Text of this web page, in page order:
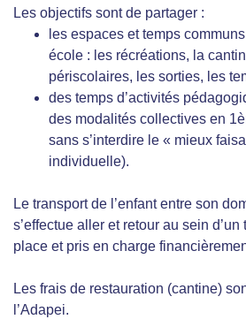
Les objectifs sont de partager :
les espaces et temps
école : les récréations, la
périscolaires, les sorties, les
des temps d’activités
des modalités collectives en
sans s’interdire le « mieux
individuelle).
Le transport de l’enfant entre son
s’effectue aller et retour au sein
place et pris en charge
Les frais de restauration (cantine)
l’Adapei.